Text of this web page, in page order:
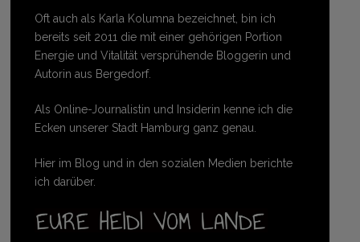
Oft auch als Karla Kolumna bezeichnet, bin ich
bereits seit 2011 die mit einer gehörigen Portion
Energie und Vitalität versprühende Bloggerin und
Autorin aus Bergedorf.
Als Online-Journalistin und Insiderin kenne ich die
Ecken unserer Stadt Hamburg ganz genau.
Hier im Blog und in den sozialen Medien berichte
ich darüber.